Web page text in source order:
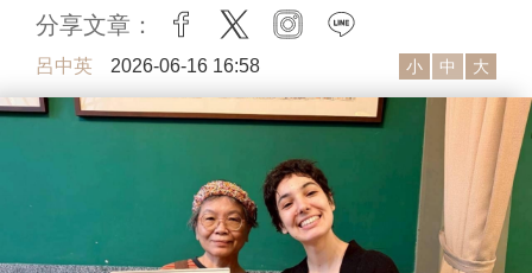
分享文章： facebook
twitter instagram
呂中英 2026-06-16 16:58 小 中 大